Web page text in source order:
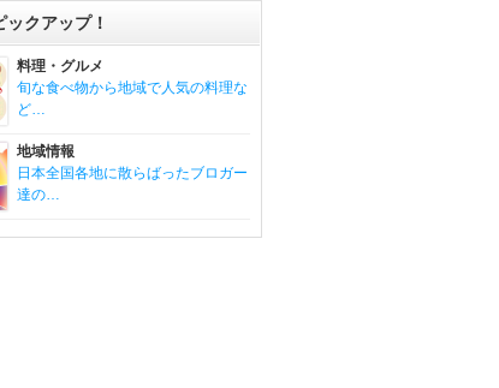
クアップ！
料理・グルメ
旬な食べ物から地域で人気の料理な
ど…
地域情報
日本全国各地に散らばったブロガー
達の…